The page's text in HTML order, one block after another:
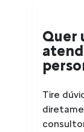
Quer
Tire